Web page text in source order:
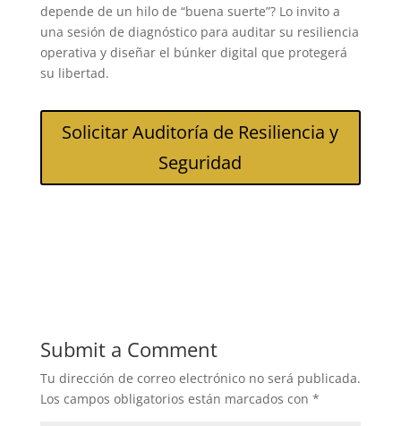
depende de un hilo de “buena suerte”? Lo invito a
una sesión de diagnóstico para auditar su resiliencia
operativa y diseñar el búnker digital que protegerá
su libertad.
Solicitar Auditoría de Resiliencia y
Seguridad
Submit a Comment
Tu dirección de correo electrónico no será publicada.
Los campos obligatorios están marcados con *